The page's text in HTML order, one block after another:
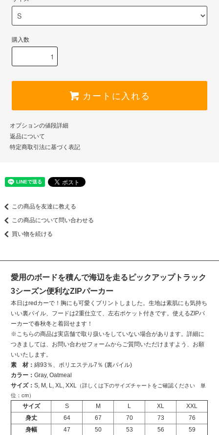
購入数
カートに入れる
オプションの値段詳細
返品について
特定商取引法に基づく表記
この商品を友達に教える
この商品について問い合わせる
買い物を続ける
愛用のボードを積んで海辺を走るピックアップトラック
3シーズン便利なZIPパーカー
本日はredカーで！胸にも可愛くプリントしました。生地は素肌にも気持ち
いい裏パイル、フードは2重仕立て、左右ポケット付きです。使えるZIPパ
ーカーで春秋冬と着回せます！
※こちらの商品は実店舗で取り扱いをしていない場合があります。詳細に
つきましては、お問い合わせフォームからご質問いただけますよう、お願
いいたします。
素 材：綿93％、ポリエステル7％ (裏パイル)
カラー：Gray, Oatmeal
サイズ：S, M, L, XL, XXL
（詳しくは下のサイズチャートをご確認ください 単
位：cm）
サイズ S M L XL
XXL
身丈
64 67 70 73
76
身幅
47 50 53 56
59